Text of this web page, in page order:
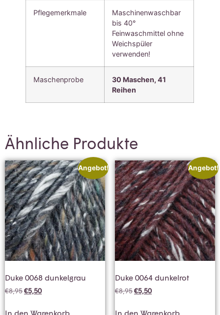
Pflegemerkmale
Maschinenwaschbar
bis 40°
Feinwaschmittel ohne
Weichspüler
verwenden!
Maschenprobe
30 Maschen, 41
Reihen
Ähnliche Produkte
Angebot!
Duke 0068 dunkelgrau
€8,95€5,50
In den Warenkorb
Angebot!
Duke 0064 dunkelrot
€8,95€5,50
In den Warenkorb